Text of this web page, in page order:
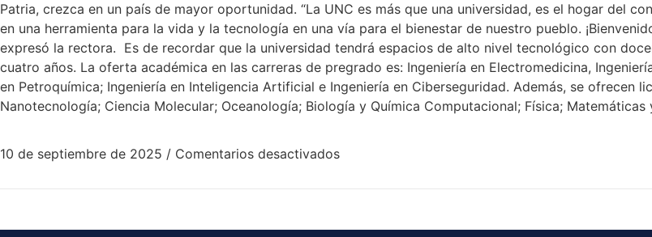
Patria, crezca en un país de mayor oportunidad. “La UNC es más que una universidad, es el hogar del
en una herramienta para la vida y la tecnología en una vía para el bienestar de nuestro pueblo.
expresó la rectora. Es de recordar que la universidad tendrá espacios de alto nivel tecnológico con
cuatro años. La oferta académica en las carreras de pregrado es: Ingeniería en Electromedicina,
en Petroquímica; Ingeniería en Inteligencia Artificial e Ingeniería en Ciberseguridad. Además, se ofrecen
Nanotecnología; Ciencia Molecular; Oceanología; Biología y Química Computacional; Física; Matemáticas
10 de septiembre de 2025 / Comentarios desactivados